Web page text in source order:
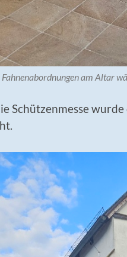
Fahnenabordnungen am Altar
Schützenmesse